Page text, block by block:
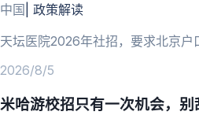
中国 政策解读
天坛医院2026年社招，要求北京户
2026/8/5
米哈游校招只有一次机会，别